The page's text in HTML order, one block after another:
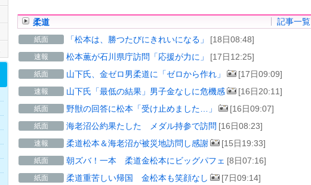
柔道 記事一覧
紙面 「松本は、勝つたびにきれいになる」 [18日08:48]
速報 松本薫が石川県庁訪問「応援が力に」 [17日12:25]
紙面 山下氏、金ゼロ男柔道に「ゼロから作れ」 [17日09:09]
速報 山下氏「最低の結果」男子金なしに危機感 [16日20:11]
紙面 野獣の回答に松本「受け止めました…」 [16日09:07]
紙面 海老沼公約果たした メダル持参で訪問 [16日08:23]
速報 柔道松本＆海老沼が被災地訪問し感謝 [15日19:33]
紙面 朝ズバ！一本 柔道金松本にビッグパフェ [8日07:16]
紙面 柔道重苦しい帰国 金松本も笑顔なし [7日09:14]